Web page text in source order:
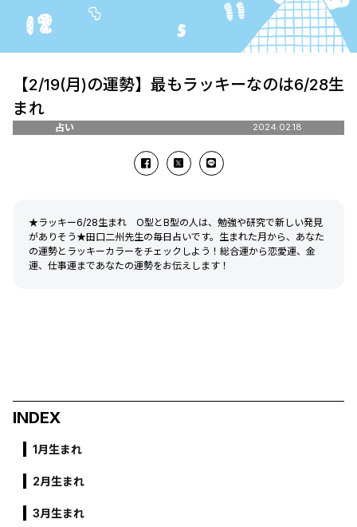
【2/19(月)の運勢】最もラッキーなのは6/28生
まれ
占い 2024.02.18
★ラッキー6/28生まれ O型とB型の人は、勉強や研究で新しい発見
がありそう★田口二州先生の毎日占いです。生まれた月から、あなた
の運勢とラッキーカラーをチェックしよう！総合運から恋愛運、金
運、仕事運まであなたの運勢をお伝えします！
INDEX
1月生まれ
2月生まれ
3月生まれ